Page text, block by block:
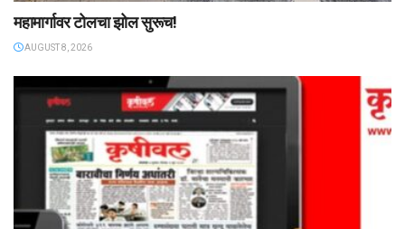
महामार्गावर टोलचा झोल सुरूच!
AUGUST 8, 2026